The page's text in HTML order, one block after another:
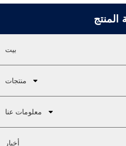
المنتج
بيت
منتجات
معلومات عنا
أخبار